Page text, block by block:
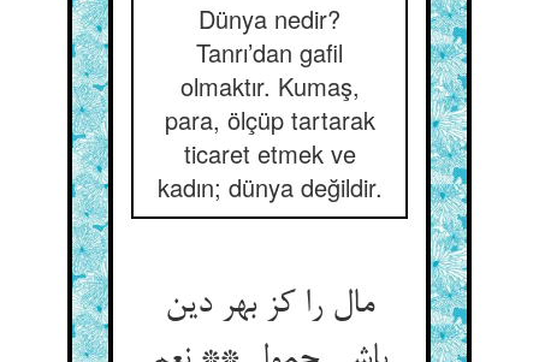
Dünya nedir?
Tanrı’dan gafil
olmaktır. Kumaş,
para, ölçüp tartarak
ticaret etmek ve
kadın; dünya değildir.
مال را کز بهر دین